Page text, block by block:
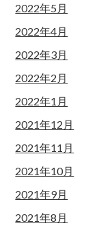
2022年5月
2022年4月
2022年3月
2022年2月
2022年1月
2021年12月
2021年11月
2021年10月
2021年9月
2021年8月